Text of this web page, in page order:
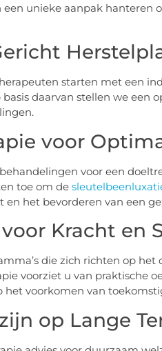
unieke aanpak hanteren
starten met een
daarvan stellen we een
voor
voor een
toe om de
het bevorderen van een
Kracht en
die zich richten op het
voorziet u van praktische
voorkomen van
op Lange